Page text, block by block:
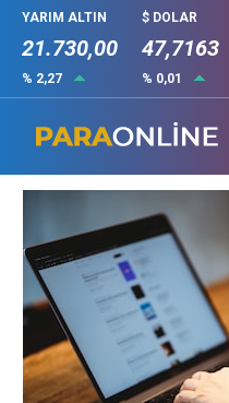
YARIM ALTIN
21.730,00
% 2,27
$ DOLAR
47,7163
% 0,01
SEO ve PPC